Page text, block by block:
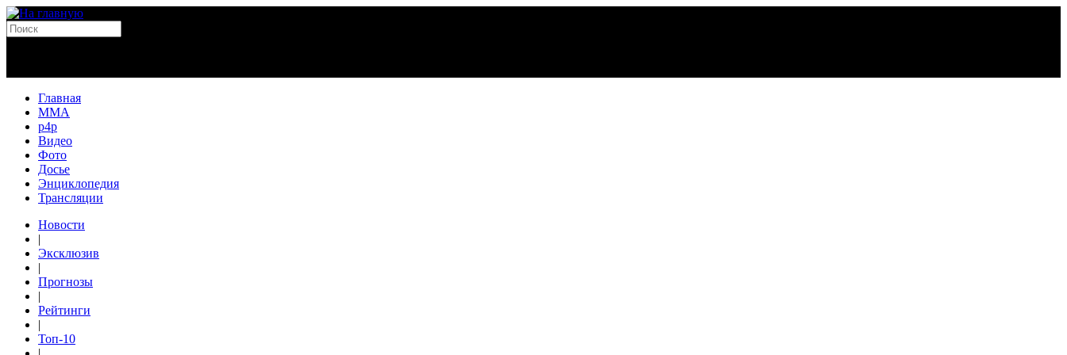
Главная
MMA
p4p
Видео
Фото
Досье
Энциклопедия
Трансляции
Новости
|
Эксклюзив
|
Прогнозы
|
Рейтинги
|
Топ-10